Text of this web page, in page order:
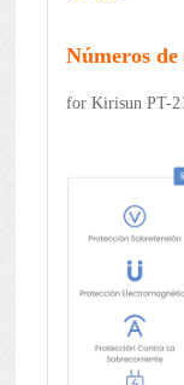
Números de
for Kirisun PT-